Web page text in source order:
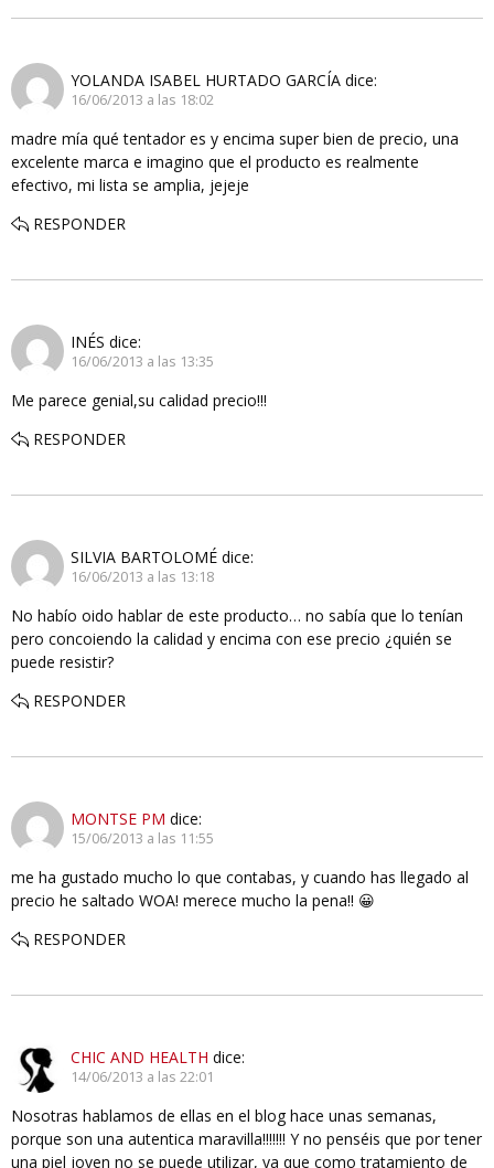
YOLANDA ISABEL HURTADO GARCÍA dice:
16/06/2013 a las 18:02
madre mía qué tentador es y encima super bien de precio, una
excelente marca e imagino que el producto es realmente
efectivo, mi lista se amplia, jejeje
RESPONDER
INÉS dice:
16/06/2013 a las 13:35
Me parece genial,su calidad precio!!!
RESPONDER
SILVIA BARTOLOMÉ dice:
16/06/2013 a las 13:18
No habío oido hablar de este producto… no sabía que lo tenían
pero concoiendo la calidad y encima con ese precio ¿quién se
puede resistir?
RESPONDER
MONTSE PM dice:
15/06/2013 a las 11:55
me ha gustado mucho lo que contabas, y cuando has llegado al
precio he saltado WOA! merece mucho la pena!! 😀
RESPONDER
CHIC AND HEALTH dice:
14/06/2013 a las 22:01
Nosotras hablamos de ellas en el blog hace unas semanas,
porque son una autentica maravilla!!!!!!! Y no penséis que por tener
una piel joven no se puede utilizar, ya que como tratamiento de